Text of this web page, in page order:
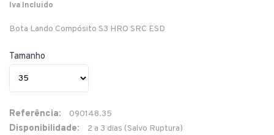
Iva Incluido
Bota Lando Compósito S3 HRO SRC ESD
Tamanho
Referência: 090148.35
Disponibilidade: 2 a 3 dias (Salvo Ruptura)